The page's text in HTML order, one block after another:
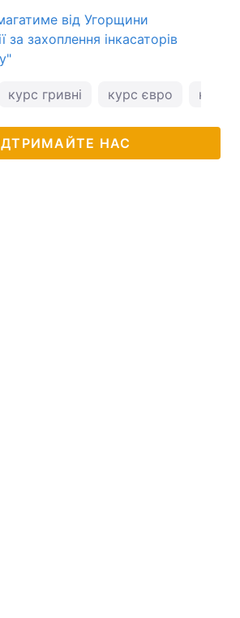
від Угорщини
за захоплення інкасаторів
курс гривні курс євро курс
НАС